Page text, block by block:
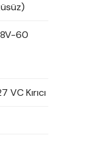
60
Kırıcı